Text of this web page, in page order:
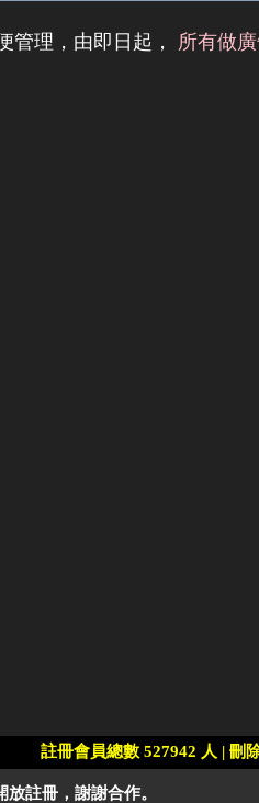
管理，由即日起， 所有做
註冊會員總數 527942 人 | 刪
註冊，謝謝合作。